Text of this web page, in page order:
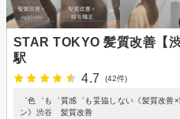
STAR TOKYO 髪質改善【
駅
4.7
(42件)
゛色゛も゛質感゛も妥協しない《髪質改
ン》渋谷 髪質改善